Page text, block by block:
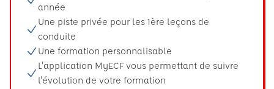
année
Une piste privée pour les 1ère leçons de
conduite
Une formation personnalisable
L'application MyECF vous permettant de suivre
l'évolution de votre formation